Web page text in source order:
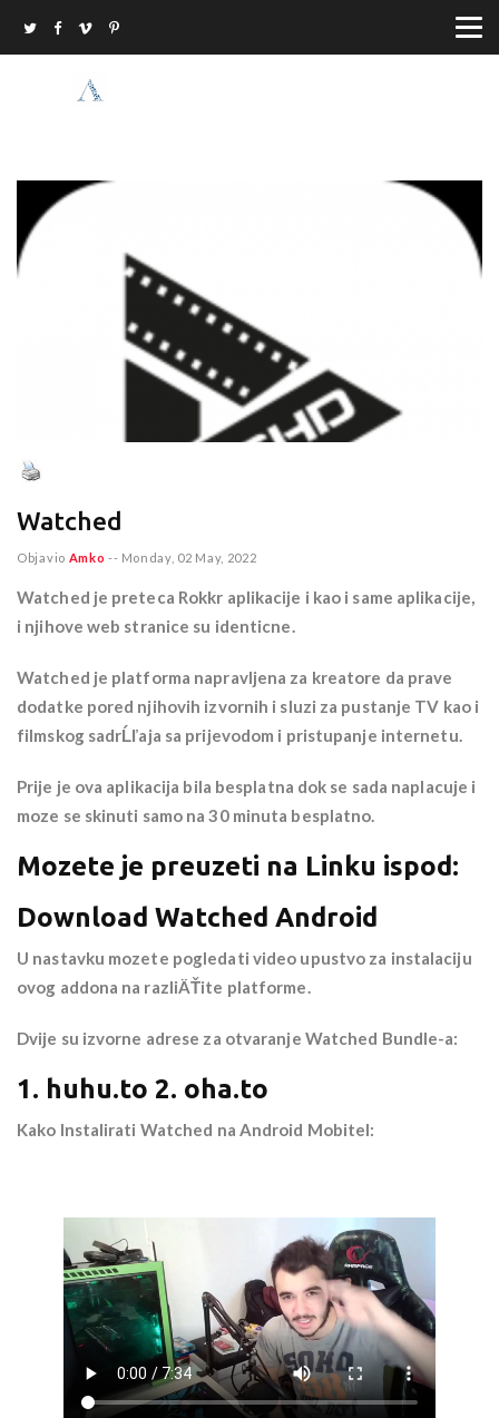
Watched
Objavio Amko -- Monday, 02 May, 2022
Watched je preteca Rokkr aplikacije i kao i same aplikacije,
i njihove web stranice su identicne.
Watched je platforma napravljena za kreatore da prave
dodatke pored njihovih izvornih i sluzi za pustanje TV kao i
filmskog sadrĹľaja sa prijevodom i pristupanje internetu.
Prije je ova aplikacija bila besplatna dok se sada naplacuje i
moze se skinuti samo na 30 minuta besplatno.
Mozete je preuzeti na Linku ispod:
Download Watched Android
U nastavku mozete pogledati video upustvo za instalaciju
ovog addona na razliÄŤite platforme.
Dvije su izvorne adrese za otvaranje Watched Bundle-a:
1. huhu.to 2. oha.to
Kako Instalirati Watched na Android Mobitel: